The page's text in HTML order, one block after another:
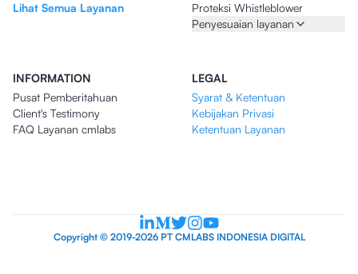
Lihat Semua Layanan
Proteksi Whistleblower
Penyesuaian layanan
INFORMATION
Pusat Pemberitahuan
Client's Testimony
FAQ Layanan cmlabs
LEGAL
Syarat & Ketentuan
Kebijakan Privasi
Ketentuan Layanan
Copyright © 2019-2026 PT CMLABS INDONESIA DIGITAL